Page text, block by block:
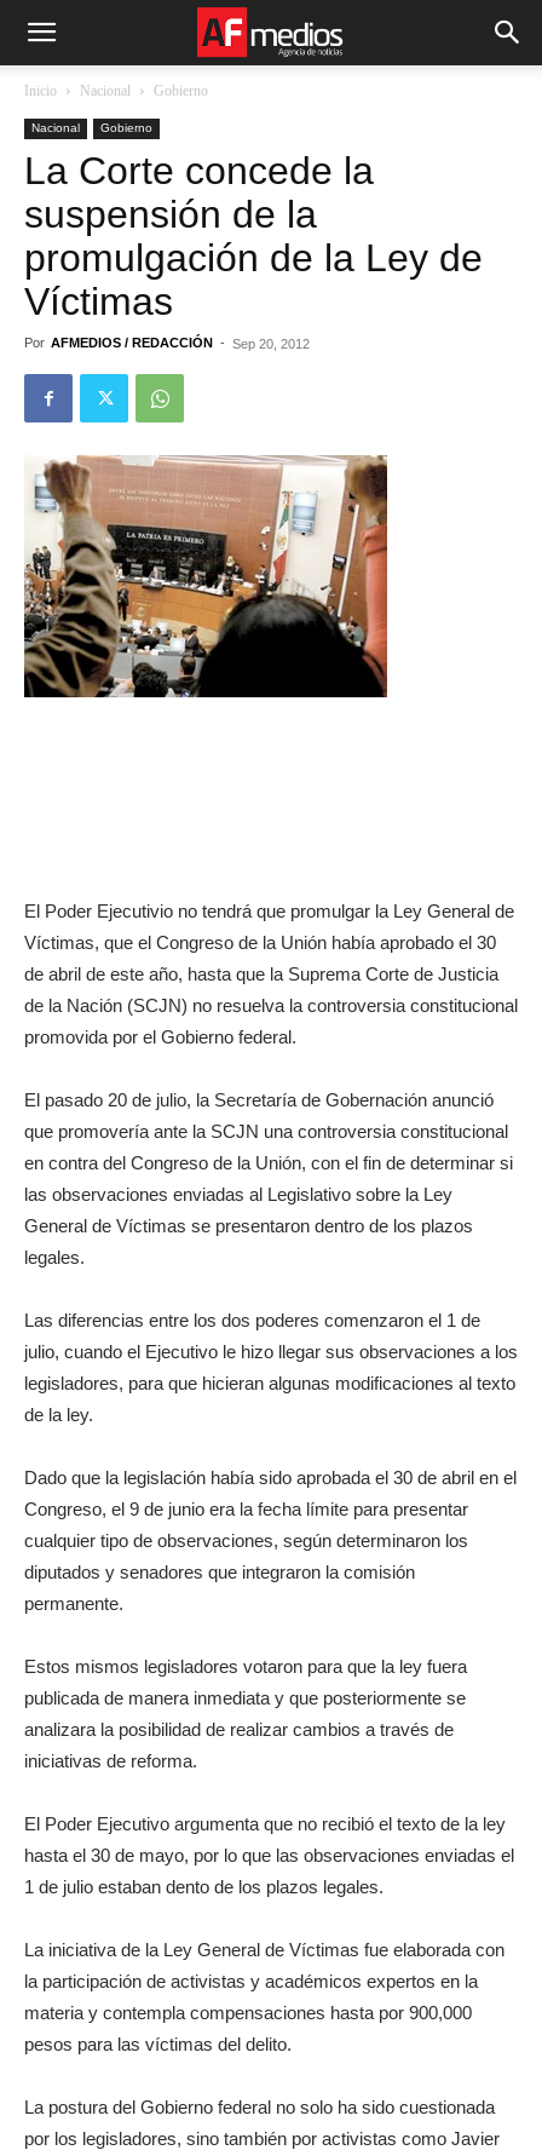
Inicio Nacional Gobierno
Nacional Gobierno
La Corte concede la
suspensión de la
promulgación de la Ley de
Víctimas
Por AFMEDIOS / REDACCIÓN - Sep 20, 2012
El Poder Ejecutivio no tendrá que promulgar la Ley General de
Víctimas, que el Congreso de la Unión había aprobado el 30
de abril de este año, hasta que la Suprema Corte de Justicia
de la Nación (SCJN) no resuelva la controversia constitucional
promovida por el Gobierno federal.
El pasado 20 de julio, la Secretaría de Gobernación anunció
que promovería ante la SCJN una controversia constitucional
en contra del Congreso de la Unión, con el fin de determinar si
las observaciones enviadas al Legislativo sobre la Ley
General de Víctimas se presentaron dentro de los plazos
legales.
Las diferencias entre los dos poderes comenzaron el 1 de
julio, cuando el Ejecutivo le hizo llegar sus observaciones a los
legisladores, para que hicieran algunas modificaciones al texto
de la ley.
Dado que la legislación había sido aprobada el 30 de abril en el
Congreso, el 9 de junio era la fecha límite para presentar
cualquier tipo de observaciones, según determinaron los
diputados y senadores que integraron la comisión
permanente.
Estos mismos legisladores votaron para que la ley fuera
publicada de manera inmediata y que posteriormente se
analizara la posibilidad de realizar cambios a través de
iniciativas de reforma.
El Poder Ejecutivo argumenta que no recibió el texto de la ley
hasta el 30 de mayo, por lo que las observaciones enviadas el
1 de julio estaban dento de los plazos legales.
La iniciativa de la Ley General de Víctimas fue elaborada con
la participación de activistas y académicos expertos en la
materia y contempla compensaciones hasta por 900,000
pesos para las víctimas del delito.
La postura del Gobierno federal no solo ha sido cuestionada
por los legisladores, sino también por activistas como Javier